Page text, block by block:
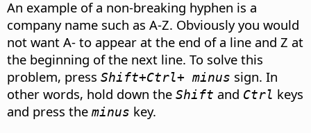
An example of a non-breaking hyphen is a
company name such as A-Z. Obviously you would
not want A- to appear at the end of a line and Z at
the beginning of the next line. To solve this
problem, press Shift+Ctrl+ minus sign. In
other words, hold down the Shift and Ctrl keys
and press the minus key.